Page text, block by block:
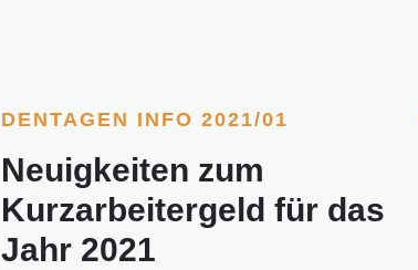
DENTAGEN INFO 2021/01
Neuigkeiten zum
Kurzarbeitergeld für das
Jahr 2021